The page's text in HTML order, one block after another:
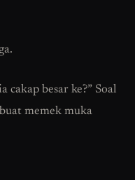
cakap besar ke?” Soal
memek muka